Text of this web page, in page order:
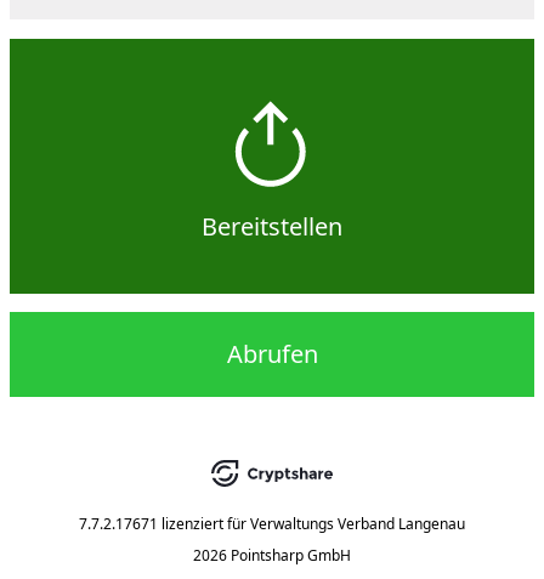
Bereitstellen
Abrufen
7.7.2.17671 lizenziert fürVerwaltungs Verband Langenau
2026 Pointsharp GmbH